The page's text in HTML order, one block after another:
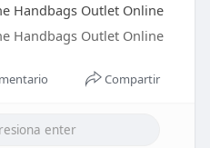
Handbags Outlet Online
Handbags Outlet Online
Compartir